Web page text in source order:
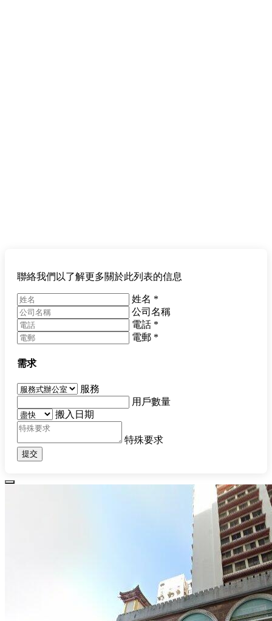
聯絡我們以了解更多關於此列表的信息
姓名 *
公司名稱
電話 *
電郵 *
需求
服務
用戶數量
搬入日期
特殊要求
提交